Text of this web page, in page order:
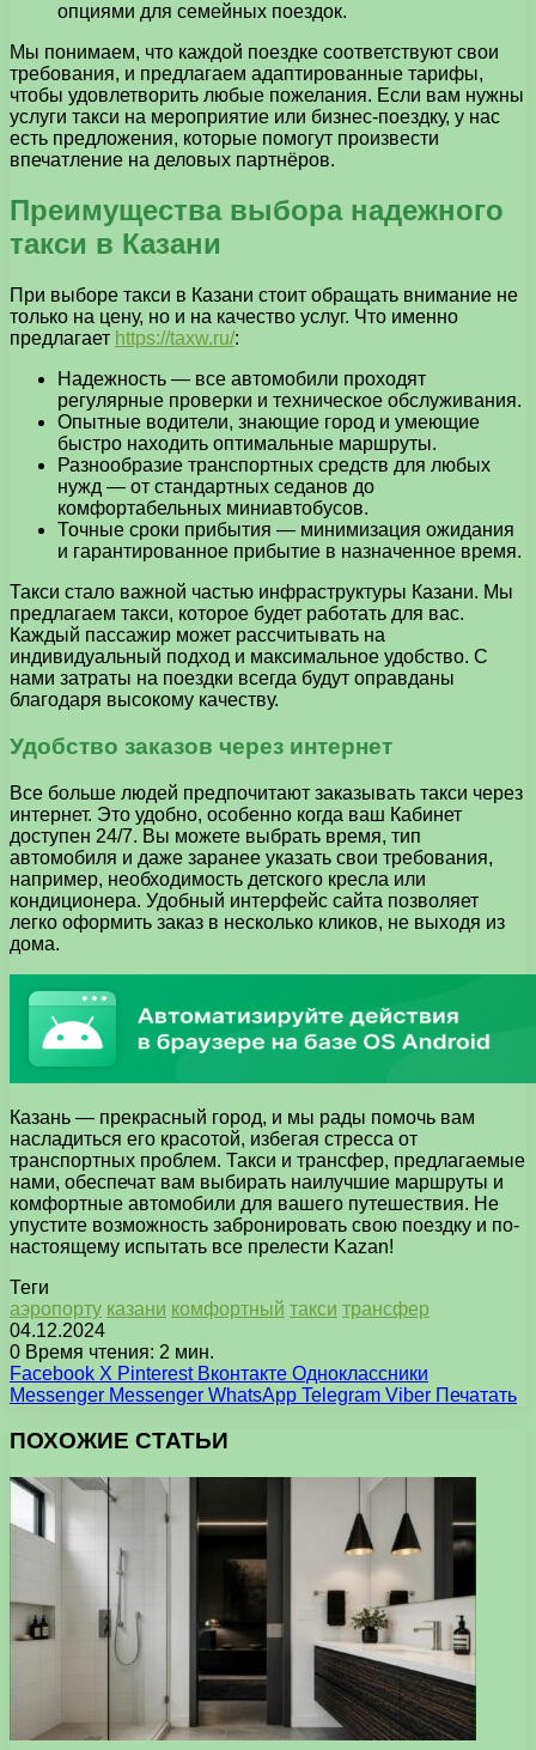
опциями для семейных поездок.
Мы понимаем, что каждой поездке соответствуют свои
требования, и предлагаем адаптированные тарифы,
чтобы удовлетворить любые пожелания. Если вам нужны
услуги такси на мероприятие или бизнес-поездку, у нас
есть предложения, которые помогут произвести
впечатление на деловых партнёров.
Преимущества выбора надежного
такси в Казани
При выборе такси в Казани стоит обращать внимание не
только на цену, но и на качество услуг. Что именно
предлагает https://taxw.ru/:
Надежность — все автомобили проходят
регулярные проверки и техническое обслуживания.
Опытные водители, знающие город и умеющие
быстро находить оптимальные маршруты.
Разнообразие транспортных средств для любых
нужд — от стандартных седанов до
комфортабельных миниавтобусов.
Точные сроки прибытия — минимизация ожидания
и гарантированное прибытие в назначенное время.
Такси стало важной частью инфраструктуры Казани. Мы
предлагаем такси, которое будет работать для вас.
Каждый пассажир может рассчитывать на
индивидуальный подход и максимальное удобство. С
нами затраты на поездки всегда будут оправданы
благодаря высокому качеству.
Удобство заказов через интернет
Все больше людей предпочитают заказывать такси через
интернет. Это удобно, особенно когда ваш Кабинет
доступен 24/7. Вы можете выбрать время, тип
автомобиля и даже заранее указать свои требования,
например, необходимость детского кресла или
кондиционера. Удобный интерфейс сайта позволяет
легко оформить заказ в несколько кликов, не выходя из
дома.
Казань — прекрасный город, и мы рады помочь вам
насладиться его красотой, избегая стресса от
транспортных проблем. Такси и трансфер, предлагаемые
нами, обеспечат вам выбирать наилучшие маршруты и
комфортные автомобили для вашего путешествия. Не
упустите возможность забронировать свою поездку и по-
настоящему испытать все прелести Kazan!
Теги
аэропорту казани комфортный такси трансфер
04.12.2024
0 Время чтения: 2 мин.
Facebook X Pinterest Вконтакте Одноклассники
Messenger Messenger WhatsApp Telegram Viber Печатать
ПОХОЖИЕ СТАТЬИ